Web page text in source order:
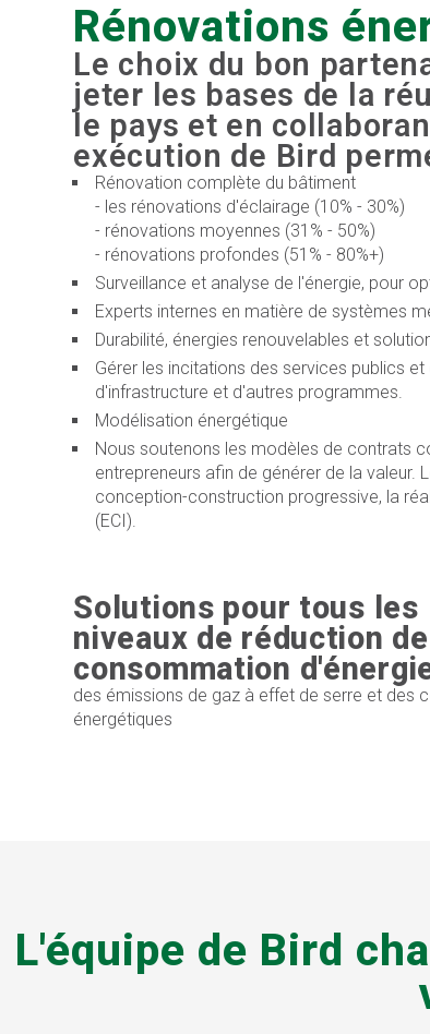
Rénovations
Le choix du bon
jeter les bases de la
le pays et en
exécution de Bird
Rénovation complète du bâtiment
- les rénovations d'éclairage (10% - 30%)
- rénovations moyennes (31% - 50%)
- rénovations profondes (51% - 80%+)
Surveillance et analyse de l'énergie, pour
Experts internes en matière de systèmes
Durabilité, énergies renouvelables et
Gérer les incitations des services publics
d'infrastructure et d'autres programmes.
Modélisation énergétique
Nous soutenons les modèles de contrats
entrepreneurs afin de générer de la
conception-construction progressive, la
(ECI).
Solutions pour tous les
niveaux de réduction
consommation
des émissions de gaz à effet de serre et des
énergétiques
L'équipe de Bird